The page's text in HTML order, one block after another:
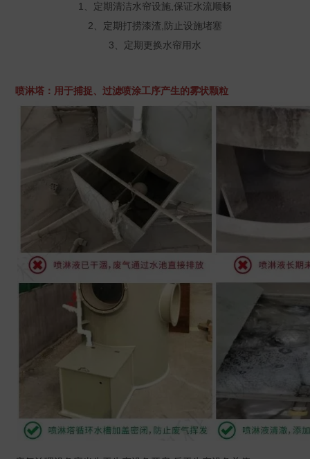
1、定期清洁水帘设施,保证水流顺畅
2、定期打捞漆渣,防止设施堵塞
3、定期更换水帘用水
喷淋塔：用于捕捉、过滤喷涂工序产生的雾状颗粒